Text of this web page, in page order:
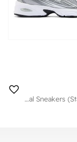
Unisex 740 casual Sneakers (Standard Fit)